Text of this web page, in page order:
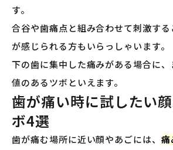
す。
合谷や歯痛点と組み合わせて刺激す
が感じられる方もいらっしゃいます。
下の歯に集中した痛みがある場合に
値のあるツボといえます。
歯が痛い時に試したい
ボ4選
歯が痛む場所に近い顔やあごには、 痛